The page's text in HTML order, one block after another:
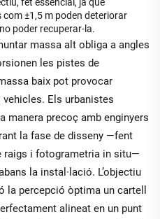
±1,5 m poden deteriorar
poder recuperar-la.
massa alt obliga a angles
les pistes de
baix pot provocar
Els urbanistes
manera precoç amb enginyers
la fase de disseny —fent
raigs i fotogrametria in situ—
la instal·lació. L’objectiu
la percepció òptima un cartell
alineat en un punt